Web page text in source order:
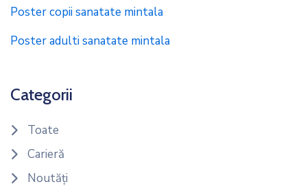
Poster copii sanatate mintala
Poster adulti sanatate mintala
Categorii
Toate
Carieră
Noutăți